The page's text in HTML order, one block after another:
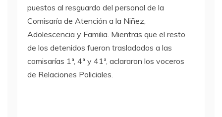
puestos al resguardo del personal de la
Comisaría de Atención a la Niñez,
Adolescencia y Familia. Mientras que el resto
de los detenidos fueron trasladados a las
comisarías 1ª, 4ª y 41ª, aclararon los voceros
de Relaciones Policiales.